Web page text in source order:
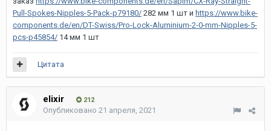
Pull-Spokes-Nipples-5-Pack-p79180/ 282 мм 1 шт и https://www.bike-
components.de/en/DT-Swiss/Pro-Lock-Aluminium-2-0-mm-Nipples-5-
pcs-p45854/ 14 мм 1 шт
Цитата
elixir 212
Опубликовано 21 апреля, 2021